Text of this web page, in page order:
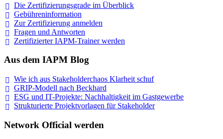
Die Zertifizierungsgrade im Überblick
Gebühreninformation
Zur Zertifizierung anmelden
Fragen und Antworten
Zertifizierter IAPM-Trainerwerden
Aus dem IAPM Blog
Wie ich aus Stakeholderchaos Klarheit schuf
GRIP-Modell nach Beckhard
ESG und IT-Projekte: Nachhaltigkeit im Gastgewerbe
Strukturierte Projektvorlagen für Stakeholder
Network Official werden